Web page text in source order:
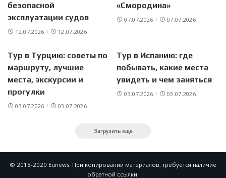
безопасной
эксплуатации судов
12.07.2026 12.07.2026
«Смородина»
07.07.2026 07.07.2026
Тур в Турцию: советы по
маршруту, лучшие
места, экскурсии и
прогулки
03.07.2026 03.07.2026
Тур в Испанию: где
побывать, какие места
увидеть и чем заняться
03.07.2026 03.07.2026
Загрузить еще
© 2018-2020 Eunews. При копировании материалов, требуется наличие
обратной ссылки.